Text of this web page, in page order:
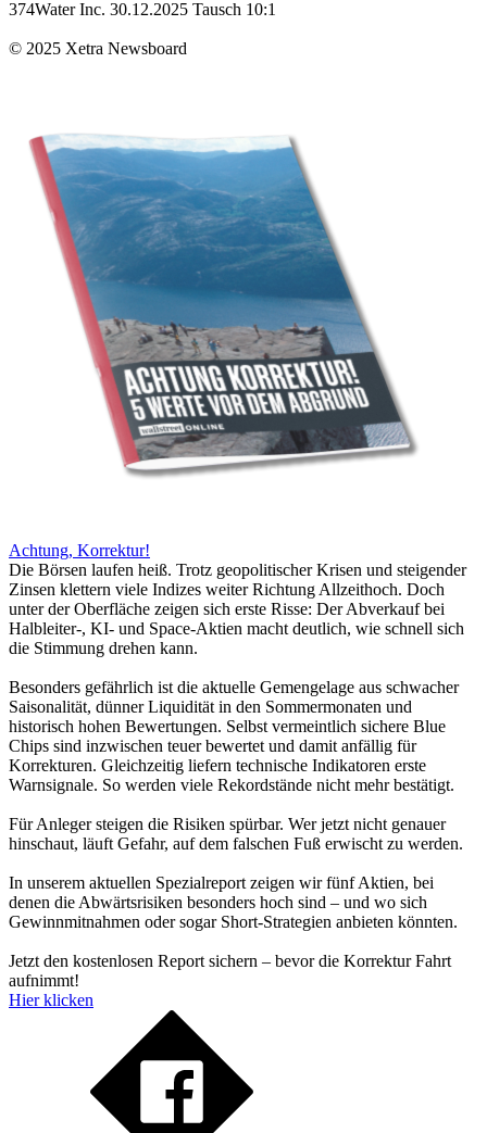
374Water Inc. 30.12.2025 Tausch 10:1
© 2025 Xetra Newsboard
Achtung, Korrektur!
Die Börsen laufen heiß. Trotz geopolitischer Krisen und steigender
Zinsen klettern viele Indizes weiter Richtung Allzeithoch. Doch
unter der Oberfläche zeigen sich erste Risse: Der Abverkauf bei
Halbleiter-, KI- und Space-Aktien macht deutlich, wie schnell sich
die Stimmung drehen kann.
Besonders gefährlich ist die aktuelle Gemengelage aus schwacher
Saisonalität, dünner Liquidität in den Sommermonaten und
historisch hohen Bewertungen. Selbst vermeintlich sichere Blue
Chips sind inzwischen teuer bewertet und damit anfällig für
Korrekturen. Gleichzeitig liefern technische Indikatoren erste
Warnsignale. So werden viele Rekordstände nicht mehr bestätigt.
Für Anleger steigen die Risiken spürbar. Wer jetzt nicht genauer
hinschaut, läuft Gefahr, auf dem falschen Fuß erwischt zu werden.
In unserem aktuellen Spezialreport zeigen wir fünf Aktien, bei
denen die Abwärtsrisiken besonders hoch sind – und wo sich
Gewinnmitnahmen oder sogar Short-Strategien anbieten könnten.
Jetzt den kostenlosen Report sichern – bevor die Korrektur Fahrt
aufnimmt!
Hier klicken